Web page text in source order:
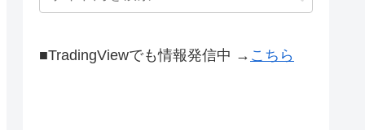
■TradingViewでも情報発信中 → こちら